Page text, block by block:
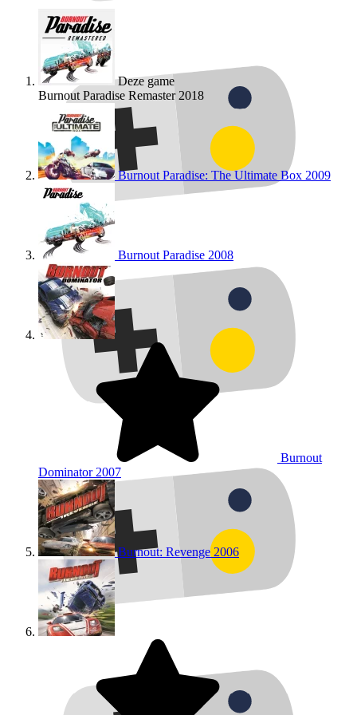
Deze game
Burnout Paradise Remaster 2018
Burnout Paradise: The Ultimate Box 2009
Burnout Paradise 2008
Burnout
Dominator 2007
Burnout: Revenge 2006